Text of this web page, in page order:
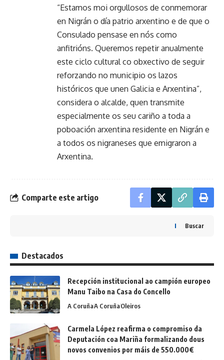
“Estamos moi orgullosos de conmemorar
en Nigrán o día patrio arxentino e de que o
Consulado pensase en nós como
anfitrións. Queremos repetir anualmente
este ciclo cultural co obxectivo de seguir
reforzando no municipio os lazos
históricos que unen Galicia e Arxentina”,
considera o alcalde, quen transmite
especialmente os seu cariño a toda a
poboación arxentina residente en Nigrán e
a todos os nigraneses que emigraron a
Arxentina.
Comparte este artigo
Buscar
Destacados
Recepción institucional ao campión europeo
Manu Taibo na Casa do Concello
A CoruñaA CoruñaOleiros
Carmela López reafirma o compromiso da
Deputación coa Mariña formalizando dous
novos convenios por máis de 550.000€